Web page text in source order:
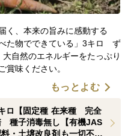
く、本来の旨みに感動する
た物でできている」3キロ ず
自然のエネルギーをたっぷり
賞味ください。
もっとよむ
ロ【固定種 在来種 完全
種子消毒無し【有機JAS
・土壌改良剤も一切不使